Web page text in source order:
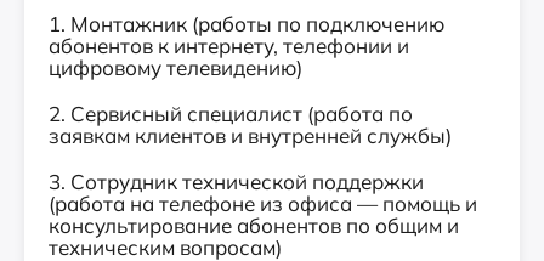
1. Монтажник (работы по подключению
абонентов к интернету, телефонии и
цифровому телевидению)
2. Сервисный специалист (работа по
заявкам клиентов и внутренней службы)
3. Сотрудник технической поддержки
(работа на телефоне из офиса — помощь и
консультирование абонентов по общим и
техническим вопросам)